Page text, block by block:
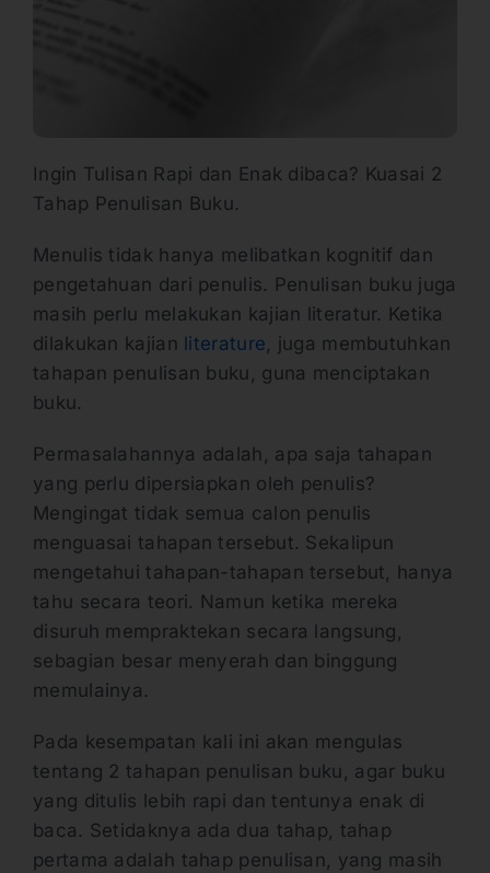
Ingin Tulisan Rapi dan Enak dibaca? Kuasai 2
Tahap Penulisan Buku.
Menulis tidak hanya melibatkan kognitif dan
pengetahuan dari penulis. Penulisan buku juga
masih perlu melakukan kajian literatur. Ketika
dilakukan kajian literature, juga membutuhkan
tahapan penulisan buku, guna menciptakan
buku.
Permasalahannya adalah, apa saja tahapan
yang perlu dipersiapkan oleh penulis?
Mengingat tidak semua calon penulis
menguasai tahapan tersebut. Sekalipun
mengetahui tahapan-tahapan tersebut, hanya
tahu secara teori. Namun ketika mereka
disuruh mempraktekan secara langsung,
sebagian besar menyerah dan binggung
memulainya.
Pada kesempatan kali ini akan mengulas
tentang 2 tahapan penulisan buku, agar buku
yang ditulis lebih rapi dan tentunya enak di
baca. Setidaknya ada dua tahap, tahap
pertama adalah tahap penulisan, yang masih